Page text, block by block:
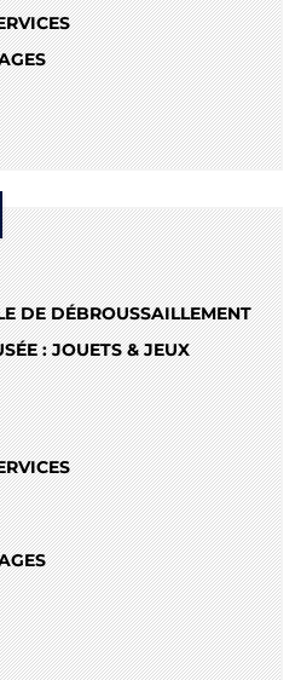
DE DÉBROUSSAILLEMENT
: JOUETS & JEUX